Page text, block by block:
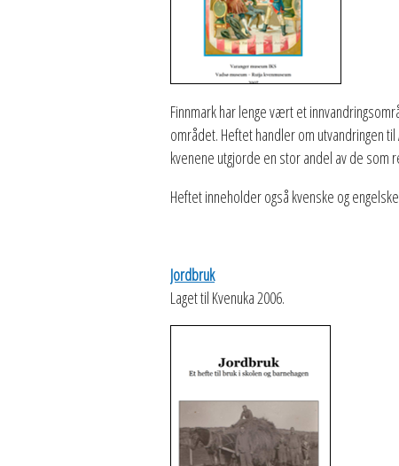
Finnmark har lenge vært et
området. Heftet handler om utvandringen
kvenene utgjorde en stor andel av de som
Heftet inneholder også kvenske og
Jordbruk
Laget til Kvenuka 2006.